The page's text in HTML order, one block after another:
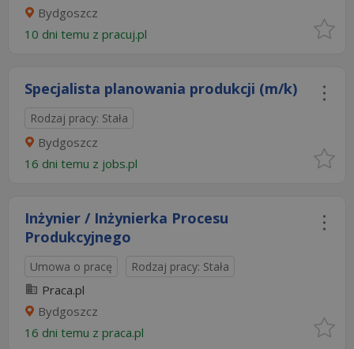
Bydgoszcz
10 dni temu z pracuj.pl
Specjalista planowania produkcji (m/k)
Rodzaj pracy: Stała
Bydgoszcz
16 dni temu z jobs.pl
Inżynier / Inżynierka Procesu
Produkcyjnego
Umowa o pracę Rodzaj pracy: Stała
Praca.pl
Bydgoszcz
16 dni temu z praca.pl